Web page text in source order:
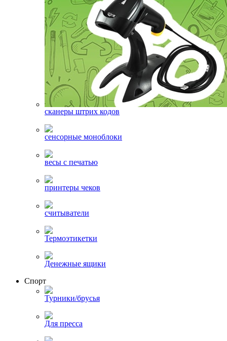
сканеры штрих кодов
сенсорные моноблоки
весы с печатью
принтеры чеков
считыватели
Термоэтикетки
Денежные ящики
Спорт
Турники/брусья
Для пресса